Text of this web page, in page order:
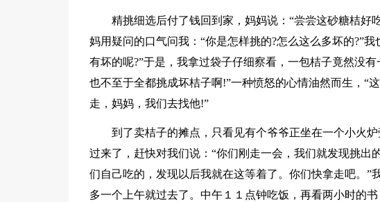
精挑细选后付了钱回到家，妈妈说：“尝尝这砂糖桔好
妈用疑问的口气问我：“你是怎样挑的?怎么这么多坏的?”
有坏的呢?”于是，我拿过袋子仔细察看，一包桔子竟然没
也不至于全都挑成坏桔子啊!”一种愤怒的心情油然而生，“
走，妈妈，我们去找他!”
到了卖桔子的摊点，只看见有个爷爷正坐在一个小火
过来了，赶快对我们说：“你们刚走一会，我们就发现挑出
们自己吃的，发现以后我就在这等着了。你们快拿走吧。”
多一个上午就过去了。中午１１点钟吃饭，再看两小时的